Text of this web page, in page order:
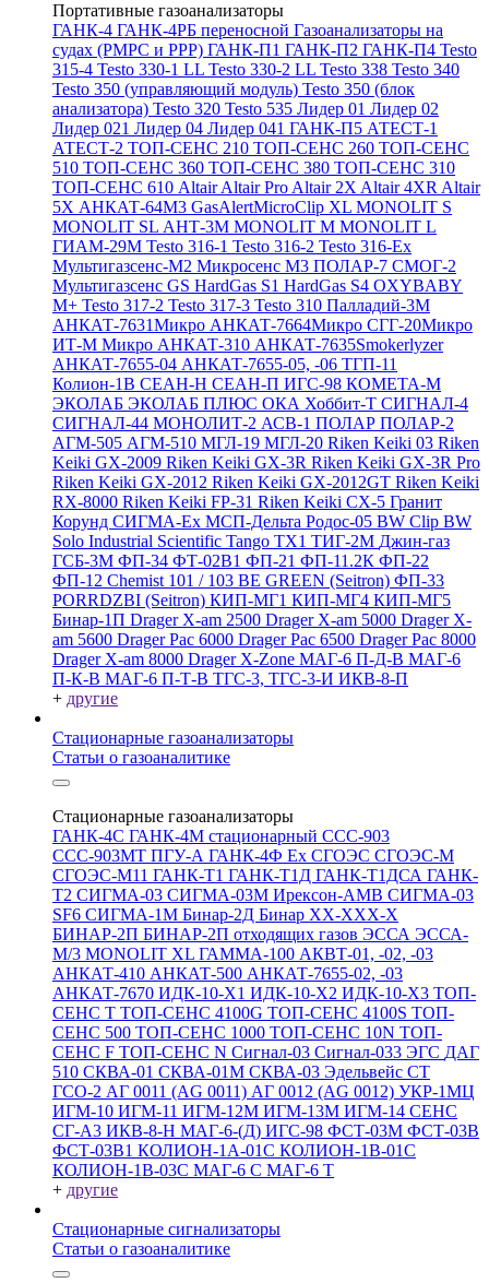
Портативные газоанализаторы
ГАНК-4 ГАНК-4РБ переносной Газоанализаторы на
судах (РМРС и РРР) ГАНК-П1 ГАНК-П2 ГАНК-П4 Testo
315-4 Testo 330-1 LL Testo 330-2 LL Testo 338 Testo 340
Testo 350 (управляющий модуль) Testo 350 (блок
анализатора) Testo 320 Testo 535 Лидер 01 Лидер 02
Лидер 021 Лидер 04 Лидер 041 ГАНК-П5 АТЕСТ-1
АТЕСТ-2 ТОП-СЕНС 210 ТОП-СЕНС 260 ТОП-СЕНС
510 ТОП-СЕНС 360 ТОП-СЕНС 380 ТОП-СЕНС 310
ТОП-СЕНС 610 AltairAltair Pro Altair 2X Altair 4XR Altair
5X АНКАТ-64М3 GasAlertMicroClip XL MONOLIT S
MONOLIT SL АНТ-3М MONOLIT M MONOLIT L
ГИАМ-29М Testo 316-1 Testo 316-2 Testo 316-Ex
Мультигазсенс-М2 Микросенс М3 ПОЛАР-7 СМОГ-2
Мультигазсенс GS HardGas S1 HardGas S4 OXYBABY
M+ Testo 317-2 Testo 317-3 Testo 310 Палладий-3М
АНКАТ-7631Микро АНКАТ-7664Микро СГГ-20Микро
ИТ-М Микро АНКАТ-310 АНКАТ-7635Smokerlyzer
АНКАТ-7655-04 АНКАТ-7655-05, -06 ТГП-11
Колион-1В СЕАН-Н СЕАН-П ИГС-98 КОМЕТА-М
ЭКОЛАБ ЭКОЛАБ ПЛЮС ОКА Хоббит-Т СИГНАЛ-4
СИГНАЛ-44 МОНОЛИТ-2 АСВ-1 ПОЛАР ПОЛАР-2
АГМ-505 АГМ-510 МГЛ-19 МГЛ-20 Riken Keiki 03 Riken
Keiki GX-2009 Riken Keiki GX-3R Riken Keiki GX-3R Pro
Riken Keiki GX-2012 Riken Keiki GX-2012GT Riken Keiki
RX-8000 Riken Keiki FP-31 Riken Keiki CX-5 Гранит
Корунд СИГМА-Ех МСП-Дельта Родос-05 BW Clip BW
Solo Industrial Scientific Tango TX1 ТИГ-2М Джин-газ
ГСБ-3М ФП-34 ФТ-02В1 ФП-21 ФП-11.2К ФП-22
ФП-12 Chemist 101 / 103 BE GREEN (Seitron) ФП-33
PORRDZBI (Seitron) КИП-МГ1 КИП-МГ4 КИП-МГ5
Бинар-1П Drager X-am 2500 Drager X-am 5000 Drager X-
am 5600 Drager Pac 6000 Drager Pac 6500 Drager Pac 8000
Drager X-am 8000 Drager X-Zone МАГ-6 П-Д-В МАГ-6
П-К-В МАГ-6 П-Т-В ТГС-3, ТГС-3-И ИКВ-8-П
+ другие
Стационарные газоанализаторы
Статьи о газоаналитике
Стационарные газоанализаторы
ГАНК-4С ГАНК-4М стационарный ССС-903
ССС-903МТ ПГУ-А ГАНК-4Ф Ex СГОЭС СГОЭС-М
СГОЭС-М11 ГАНК-Т1 ГАНК-Т1Д ГАНК-Т1ДСА ГАНК-
Т2 СИГМА-03 СИГМА-03М Ирексон-АМВ СИГМА-03
SF6 СИГМА-1М Бинар-2Д Бинар ХХ-ХХХ-Х
БИНАР-2П БИНАР-2П отходящих газов ЭССА ЭССА-
М/3 MONOLIT XL ГАММА-100 АКВТ-01, -02, -03
АНКАТ-410 АНКАТ-500 АНКАТ-7655-02, -03
АНКАТ-7670 ИДК-10-Х1 ИДК-10-Х2 ИДК-10-Х3 ТОП-
СЕНС Т ТОП-СЕНС 4100G ТОП-СЕНС 4100S ТОП-
СЕНС 500 ТОП-СЕНС 1000 ТОП-СЕНС 10N ТОП-
СЕНС F ТОП-СЕНС N Сигнал-03 Сигнал-033 ЭГС ДАГ
510 СКВА-01 СКВА-01М СКВА-03 Эдельвейс СТ
ГСО-2 АГ 0011 (AG 0011) АГ 0012 (AG 0012) УКР-1МЦ
ИГМ-10 ИГМ-11 ИГМ-12М ИГМ-13М ИГМ-14 СЕНС
СГ-А3 ИКВ-8-Н МАГ-6-(Д) ИГС-98 ФСТ-03М ФСТ-03В
ФСТ-03В1 КОЛИОН-1А-01С КОЛИОН-1В-01С
КОЛИОН-1В-03С МАГ-6 С МАГ-6 Т
+ другие
Стационарные сигнализаторы
Статьи о газоаналитике